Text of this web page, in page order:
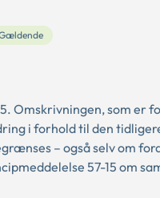
Omskrivningen, som er
i forhold til den
– også selv om
57-15 om